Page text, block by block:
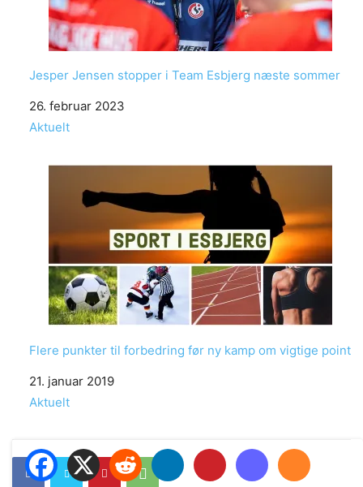
Jesper Jensen stopper i Team Esbjerg næste sommer
Date
26. februar 2023
In relation to
Aktuelt
Flere punkter til forbedring før ny kamp om vigtige point
Date
21. januar 2019
In relation to
Aktuelt